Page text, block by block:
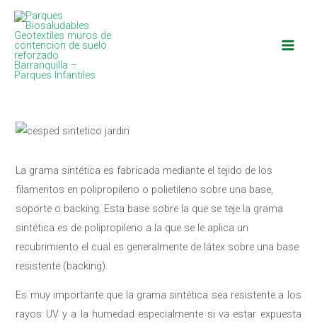
contenido
La grama sintética es fabricada mediante el tejido de los
filamentos en polipropileno o polietileno sobre una base,
soporte o backing. Esta base sobre la que se teje la grama
sintética es de polipropileno a la que se le aplica un
recubrimiento el cual es generalmente de látex sobre una base
resistente (backing).
Es muy importante que la grama sintética sea resistente a los
rayos UV y a la humedad especialmente si va estar expuesta
entradas